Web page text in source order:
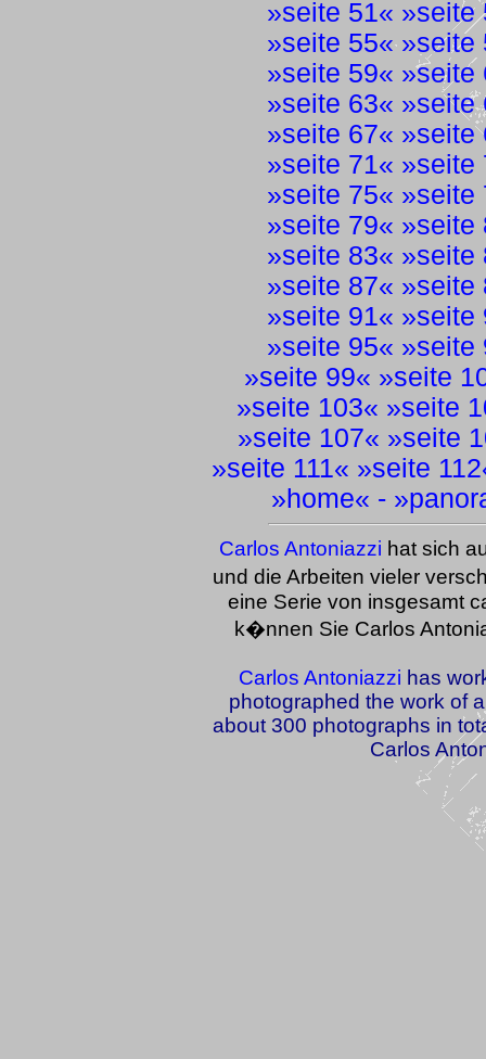
»seite 51« »seite
»seite 55« »seite
»seite 59« »seite
»seite 63« »seite
»seite 67« »seite
»seite 71« »seite
»seite 75« »seite
»seite 79« »seite
»seite 83« »seite
»seite 87« »seite
»seite 91« »seite
»seite 95« »seite
»seite 99« »seite
»seite 103« »seite
»seite 107« »seite
»seite 111« »seite 112
»home« - »
Carlos Antoniazzi hat sich
und die Arbeiten vieler
eine Serie von insgesamt
k�nnen Sie Carlos
Carlos Antoniazzi has
photographed the work of
about 300 photographs in
Carlos